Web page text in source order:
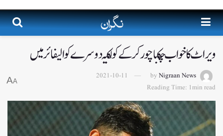
ویراٹ کا خواب چکناچور کرکے کولکتہ دوسرے کوالیفائر میں
by Nigraan News
2021-10-11
Reading Time: 1min read
A
A